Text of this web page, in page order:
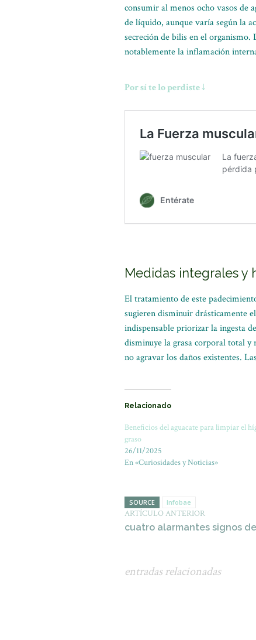
consumir al menos ocho vasos de
de líquido, aunque varía según la
secreción de bilis en el
notablemente la inflamación
Por sí te lo perdiste ↓
Medidas integrales y
El tratamiento de este
sugieren disminuir drásticamente
indispensable priorizar la ingesta
disminuye la grasa corporal total y
no agravar los daños existentes.
Relacionado
Beneficios del aguacate para limpiar el
graso
26/11/2025
En «Curiosidades y Noticias»
SOURCE Infobae
ARTÍCULO ANTERIOR
cuatro alarmantes signos
entradas relacionadas